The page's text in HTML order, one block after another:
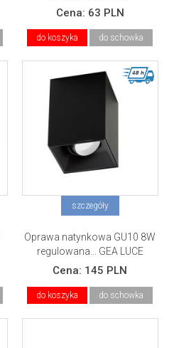
Cena: 63 PLN
do koszyka do schowka
szczegóły
Oprawa natynkowa GU10 8W
regulowana... GEA LUCE
Cena: 145 PLN
do koszyka do schowka